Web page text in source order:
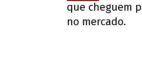
que cheguem
no mercado.